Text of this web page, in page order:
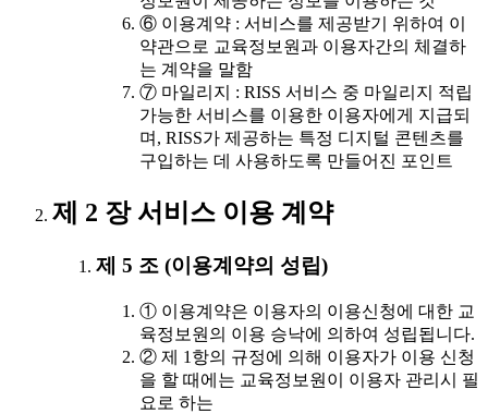
⑥ 이용계약 : 서비스를 제공받기 위하여 이
약관으로 교육정보원과 이용자간의 체결하
는 계약을 말함
⑦ 마일리지 : RISS 서비스 중 마일리지 적립
가능한 서비스를 이용한 이용자에게 지급되
며, RISS가 제공하는 특정 디지털 콘텐츠를
구입하는 데 사용하도록 만들어진 포인트
제 2 장 서비스 이용 계약
제 5 조 (이용계약의 성립)
① 이용계약은 이용자의 이용신청에 대한 교
육정보원의 이용 승낙에 의하여 성립됩니다.
② 제 1항의 규정에 의해 이용자가 이용 신청
을 할 때에는 교육정보원이 이용자 관리시 필
요로 하는